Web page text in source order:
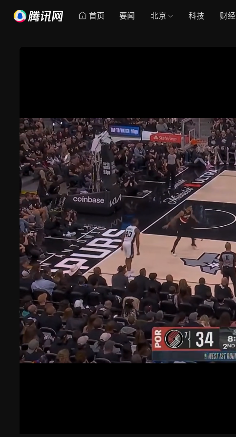
首页 要闻 北京 科技 财经